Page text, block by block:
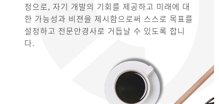
정으로, 자기 개발의 기회를 제공하고 미래에 대
한 가능성과 비젼을 제시함으로써 스스로 목표를
설정하고 전문안경사로 거듭날 수 있도록 합니
다.